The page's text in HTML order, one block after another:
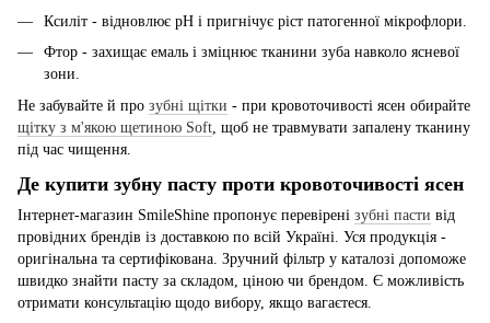
Ксиліт - відновлює pH і пригнічує ріст патогенної мікрофлори.
Фтор - захищає емаль і зміцнює тканини зуба навколо ясневої
зони.
Не забувайте й про зубні щітки - при кровоточивості ясен обирайте
щітку з м'якою щетиною Soft , щоб не травмувати запалену тканину
під час чищення.
Де купити зубну пасту проти кровоточивості ясен
Інтернет-магазин SmileShine пропонує перевірені зубні пасти від
провідних брендів із доставкою по всій Україні. Уся продукція -
оригінальна та сертифікована. Зручний фільтр у каталозі допоможе
швидко знайти пасту за складом, ціною чи брендом. Є можливість
отримати консультацію щодо вибору, якщо вагаєтеся.